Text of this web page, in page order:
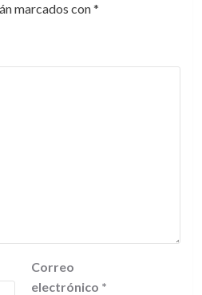
marcados con*
Correo
electrónico *